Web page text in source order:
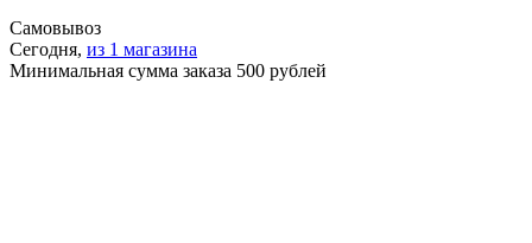
Самовывоз
Сегодня, из 1 магазина
Минимальная сумма заказа 500 рублей